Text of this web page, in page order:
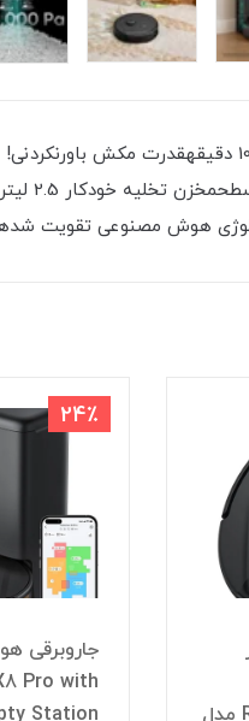
هوش مصنوعی تقویت
Robot Vacuum Cleaner مدل
24٪
Pro with